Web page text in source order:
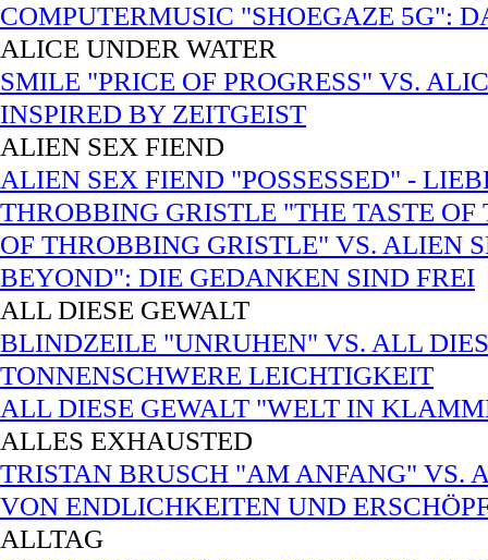
COMPUTERMUSIC "SHOEGAZE 5G":
ALICE UNDER WATER
SMILE "PRICE OF PROGRESS" VS.
INSPIRED BY ZEITGEIST
ALIEN SEX FIEND
ALIEN SEX FIEND "POSSESSED" -
THROBBING GRISTLE "THE TASTE
OF THROBBING GRISTLE" VS. ALIEN
BEYOND": DIE GEDANKEN SIND FREI
ALL DIESE GEWALT
BLINDZEILE "UNRUHEN" VS. ALL
TONNENSCHWERE LEICHTIGKEIT
ALL DIESE GEWALT "WELT IN
ALLES EXHAUSTED
TRISTAN BRUSCH "AM ANFANG" VS.
VON ENDLICHKEITEN UND
ALLTAG